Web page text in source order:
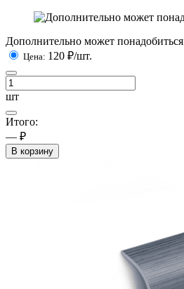
Дополнительно может понадобиться
Цена: 120 ₽/шт.
шт
Итого:
— ₽
В корзину